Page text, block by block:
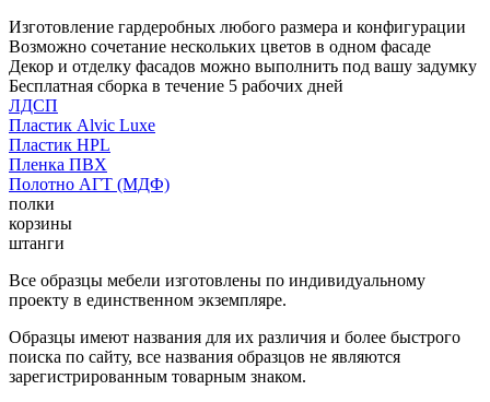
Изготовление гардеробных любого размера и конфигурации
Возможно сочетание нескольких цветов в одном фасаде
Декор и отделку фасадов можно выполнить под вашу задумку
Бесплатная сборка в течение 5 рабочих дней
ЛДСП
Пластик Alvic Luxe
Пластик HPL
Пленка ПВХ
Полотно АГТ (МДФ)
полки
корзины
штанги
Все образцы мебели изготовлены по индивидуальному
проекту в единственном экземпляре.
Образцы имеют названия для их различия и более быстрого
поиска по сайту, все названия образцов не являются
зарегистрированным товарным знаком.